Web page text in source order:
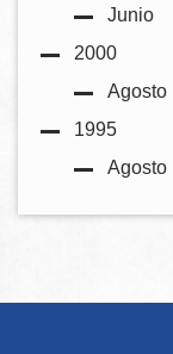
Junio
2000
Agosto
1995
Agosto